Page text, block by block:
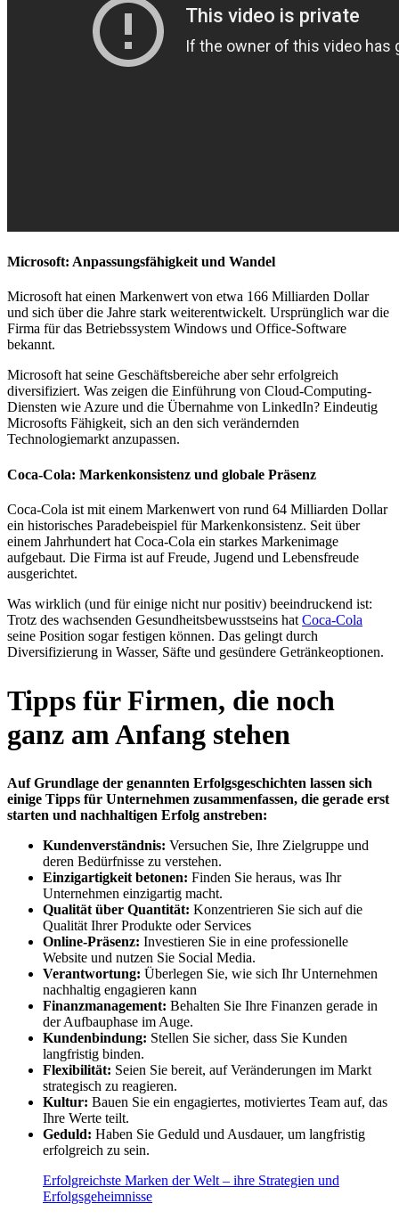
Microsoft: Anpassungsfähigkeit und Wandel
Microsoft hat einen Markenwert von etwa 166 Milliarden Dollar
und sich über die Jahre stark weiterentwickelt. Ursprünglich war die
Firma für das Betriebssystem Windows und Office-Software
bekannt.
Microsoft hat seine Geschäftsbereiche aber sehr erfolgreich
diversifiziert. Was zeigen die Einführung von Cloud-Computing-
Diensten wie Azure und die Übernahme von LinkedIn? Eindeutig
Microsofts Fähigkeit, sich an den sich verändernden
Technologiemarkt anzupassen.
Coca-Cola: Markenkonsistenz und globale Präsenz
Coca-Cola ist mit einem Markenwert von rund 64 Milliarden Dollar
ein historisches Paradebeispiel für Markenkonsistenz. Seit über
einem Jahrhundert hat Coca-Cola ein starkes Markenimage
aufgebaut. Die Firma ist auf Freude, Jugend und Lebensfreude
ausgerichtet.
Was wirklich (und für einige nicht nur positiv) beeindruckend ist:
Trotz des wachsenden Gesundheitsbewusstseins hat Coca-Cola
seine Position sogar festigen können. Das gelingt durch
Diversifizierung in Wasser, Säfte und gesündere Getränkeoptionen.
Tipps für Firmen, die noch
ganz am Anfang stehen
Auf Grundlage der genannten Erfolgsgeschichten lassen sich
einige Tipps für Unternehmen zusammenfassen, die gerade erst
starten und nachhaltigen Erfolg anstreben:
Kundenverständnis: Versuchen Sie, Ihre Zielgruppe und
deren Bedürfnisse zu verstehen.
Einzigartigkeit betonen: Finden Sie heraus, was Ihr
Unternehmen einzigartig macht.
Qualität über Quantität: Konzentrieren Sie sich auf die
Qualität Ihrer Produkte oder Services
Online-Präsenz: Investieren Sie in eine professionelle
Website und nutzen Sie Social Media.
Verantwortung: Überlegen Sie, wie sich Ihr Unternehmen
nachhaltig engagieren kann
Finanzmanagement: Behalten Sie Ihre Finanzen gerade in
der Aufbauphase im Auge.
Kundenbindung: Stellen Sie sicher, dass Sie Kunden
langfristig binden.
Flexibilität: Seien Sie bereit, auf Veränderungen im Markt
strategisch zu reagieren.
Kultur: Bauen Sie ein engagiertes, motiviertes Team auf, das
Ihre Werte teilt.
Geduld: Haben Sie Geduld und Ausdauer, um langfristig
erfolgreich zu sein.
Erfolgreichste Marken der Welt – ihre Strategien und
Erfolgsgeheimnisse